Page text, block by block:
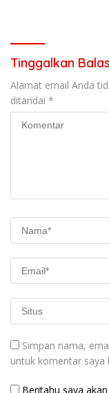
Tinggalkan
Alamat email Anda
ditandai *
Simpan nama,
untuk komentar saya
Beritahu saya